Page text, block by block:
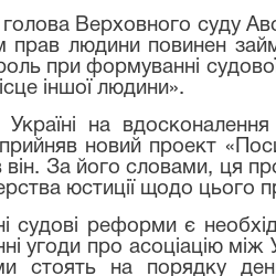
Верховного суду
людини повинен
при формуванні
іншої людини».
на
новий проект
За його словами, ця
юстиції щодо цього
реформи є
угоди про асоціацію
стоять на порядку